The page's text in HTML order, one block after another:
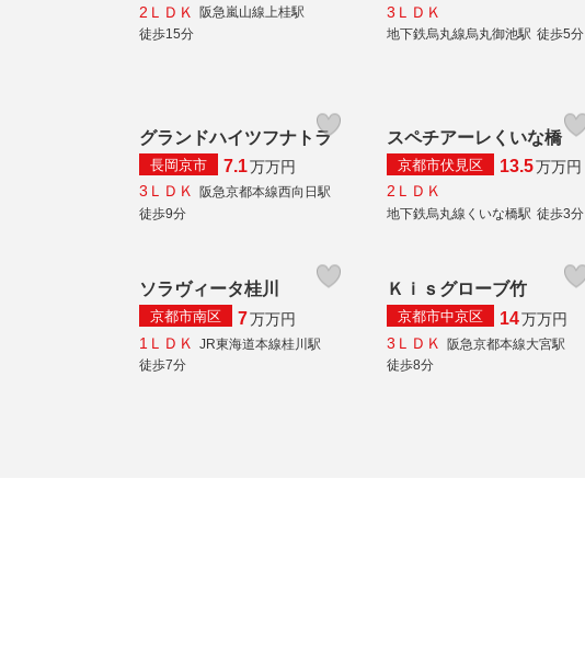
2ＬＤＫ
阪急嵐山線上桂駅
徒歩15分
3ＬＤＫ
地下鉄烏丸線烏丸御池駅 徒歩5分
グランドハイツフナトラ
長岡京市 7.1万万円
3ＬＤＫ 阪急京都本線西向日駅
徒歩9分
スペチアーレくいな橋
京都市伏見区 13.5万万円
2ＬＤＫ
地下鉄烏丸線くいな橋駅 徒歩3分
ソラヴィータ桂川
京都市南区 7万万円
1ＬＤＫ
JR東海道本線桂川駅
徒歩7分
Ｋｉｓグローブ竹
京都市中京区 14万万円
3ＬＤＫ
阪急京都本線大宮駅
徒歩8分